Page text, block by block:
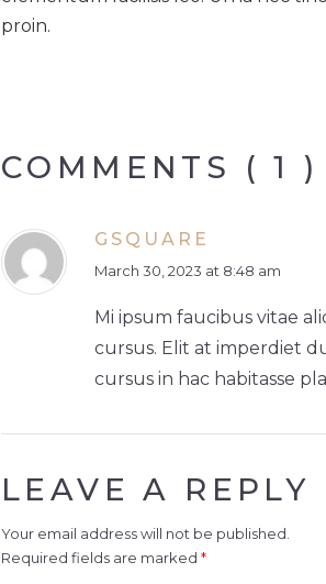
proin.
COMMENTS ( 1 )
GSQUARE
March 30, 2023 at 8:48 am
Mi ipsum faucibus vitae
cursus. Elit at imperdiet
cursus in hac habitasse
LEAVE A REPLY
Your email address will not be published.
Required fields are marked *